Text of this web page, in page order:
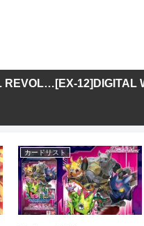
[BT-25]DUAL REVOLUTION
カードリスト